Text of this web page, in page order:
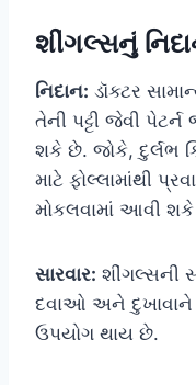
શીંગલ્સનું
નિદાન: ડૉક્ટર
તેની પટ્ટી જેવી
શકે છે. જોકે, દુર્લભ
માટે ફોલ્લામાંથી
મોકલવામાં આવી
સારવાર: શીંગલ્સની
દવાઓ અને દુખાવાને
ઉપયોગ થાય છે.